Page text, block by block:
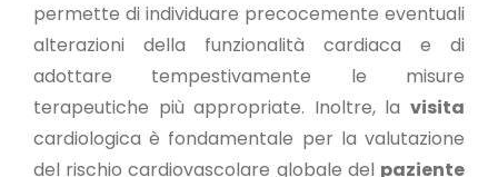
permette di individuare precocemente eventuali
alterazioni della funzionalità cardiaca e di
adottare tempestivamente le misure
terapeutiche più appropriate. Inoltre, la visita
cardiologica è fondamentale per la valutazione
del rischio cardiovascolare globale del paziente